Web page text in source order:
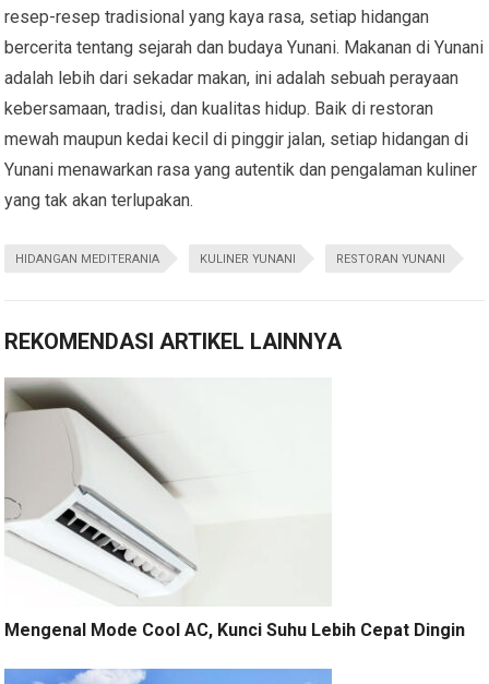
resep-resep tradisional yang kaya rasa, setiap hidangan
bercerita tentang sejarah dan budaya Yunani. Makanan di Yunani
adalah lebih dari sekadar makan, ini adalah sebuah perayaan
kebersamaan, tradisi, dan kualitas hidup. Baik di restoran
mewah maupun kedai kecil di pinggir jalan, setiap hidangan di
Yunani menawarkan rasa yang autentik dan pengalaman kuliner
yang tak akan terlupakan.
HIDANGAN MEDITERANIA KULINER YUNANI RESTORAN YUNANI
REKOMENDASI ARTIKEL LAINNYA
Mengenal Mode Cool AC, Kunci Suhu Lebih Cepat Dingin